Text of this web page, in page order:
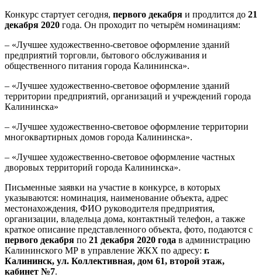
Конкурс стартует сегодня, первого декабря и продлится до 21
декабря 2020 года. Он проходит по четырём номинациям:
– «Лучшее художественно-световое оформление зданий
предприятий торговли, бытового обслуживания и
общественного питания города Калининска».
– «Лучшее художественно-световое оформление зданий
территории предприятий, организаций и учреждений города
Калининска»
– «Лучшее художественно-световое оформление территории
многоквартирных домов города Калининска».
– «Лучшее художественно-световое оформление частных
дворовых территорий города Калининска».
Письменные заявки на участие в конкурсе, в которых
указываются: номинация, наименование объекта, адрес
местонахождения, ФИО руководителя предприятия,
организации, владельца дома, контактный телефон, а также
краткое описание представленного объекта, фото, подаются с
первого декабря по 21 декабря 2020 года в администрацию
Калининского МР в управление ЖКХ по адресу: г.
Калининск, ул. Коллективная, дом 61, второй этаж,
кабинет №7.